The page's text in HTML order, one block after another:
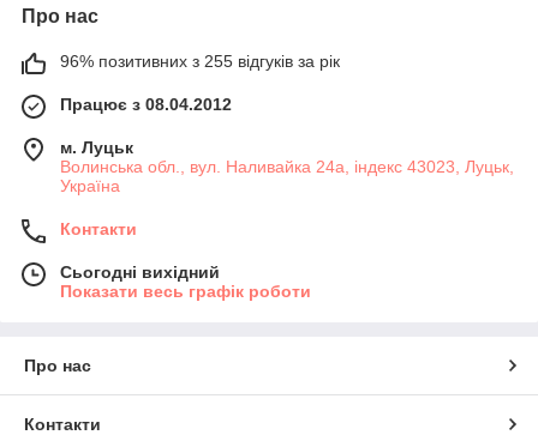
Про нас
96% позитивних з 255 відгуків за рік
Працює з 08.04.2012
м. Луцьк
Волинська обл., вул. Наливайка 24а, індекс 43023, Луцьк,
Україна
Контакти
Сьогодні вихідний
Показати весь графік роботи
Про нас
Контакти